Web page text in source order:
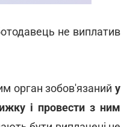
не виплатив
орган зобов'язаний у
і провести з ним